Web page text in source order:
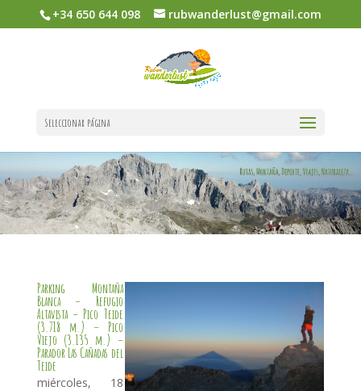
+34 650 644 098 rubwanderlust@gmail.com
Seleccionar página
Parking Montaña
Blanca – Refugio
Altavista – Pico Teide
(3.718 m.) – Pico
Viejo (3.135 m.) –
Parador Las Cañadas del
Teide
miércoles, 18